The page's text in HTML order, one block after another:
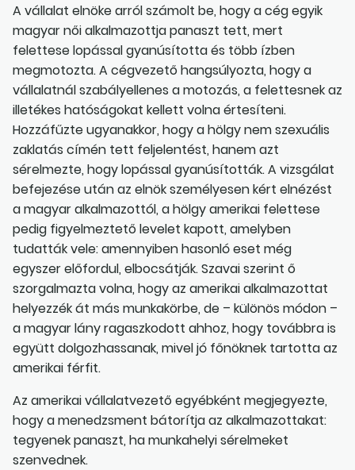
A vállalat elnöke arról számolt be, hogy a cég egyik
magyar női alkalmazottja panaszt tett, mert
felettese lopással gyanúsította és több ízben
megmotozta. A cégvezető hangsúlyozta, hogy a
vállalatnál szabályellenes a motozás, a felettesnek az
illetékes hatóságokat kellett volna értesíteni.
Hozzáfűzte ugyanakkor, hogy a hölgy nem szexuális
zaklatás címén tett feljelentést, hanem azt
sérelmezte, hogy lopással gyanúsították. A vizsgálat
befejezése után az elnök személyesen kért elnézést
a magyar alkalmazottól, a hölgy amerikai felettese
pedig figyelmeztető levelet kapott, amelyben
tudatták vele: amennyiben hasonló eset még
egyszer előfordul, elbocsátják. Szavai szerint ő
szorgalmazta volna, hogy az amerikai alkalmazottat
helyezzék át más munkakörbe, de – különös módon –
a magyar lány ragaszkodott ahhoz, hogy továbbra is
együtt dolgozhassanak, mivel jó főnöknek tartotta az
amerikai férfit.
Az amerikai vállalatvezető egyébként megjegyezte,
hogy a menedzsment bátorítja az alkalmazottakat:
tegyenek panaszt, ha munkahelyi sérelmeket
szenvednek.